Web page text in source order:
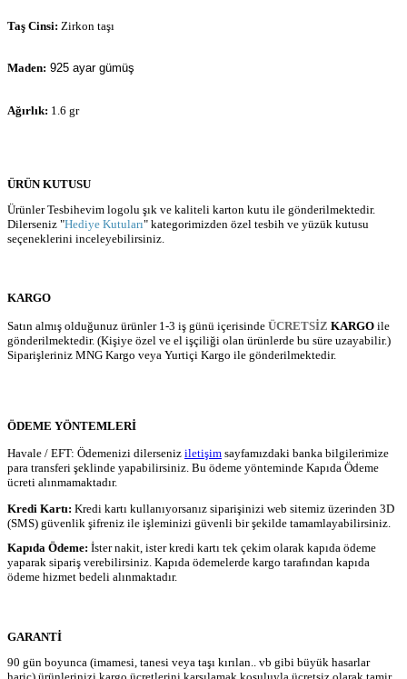
Taş Cinsi: Zirkon taşı
Maden: 925 ayar gümüş
Ağırlık: 1.6 gr
ÜRÜN KUTUSU
Ürünler Tesbihevim logolu şık ve kaliteli karton kutu ile gönderilmektedir.
Dilerseniz "Hediye Kutuları" kategorimizden özel tesbih ve yüzük kutusu
seçeneklerini inceleyebilirsiniz.
KARGO
Satın almış olduğunuz ürünler 1-3 iş günü içerisinde ÜCRETSİZ KARGO ile
gönderilmektedir. (Kişiye özel ve el işçiliği olan ürünlerde bu süre uzayabilir.)
Siparişleriniz MNG Kargo veya Yurtiçi Kargo ile gönderilmektedir.
ÖDEME YÖNTEMLERİ
Havale / EFT: Ödemenizi dilerseniz iletişim sayfamızdaki banka bilgilerimize
para transferi şeklinde yapabilirsiniz. Bu ödeme yönteminde Kapıda Ödeme
ücreti alınmamaktadır.
Kredi Kartı: Kredi kartı kullanıyorsanız siparişinizi web sitemiz üzerinden 3D
(SMS) güvenlik şifreniz ile işleminizi güvenli bir şekilde tamamlayabilirsiniz.
Kapıda Ödeme: İster nakit, ister kredi kartı tek çekim olarak kapıda ödeme
yaparak sipariş verebilirsiniz. Kapıda ödemelerde kargo tarafından kapıda
ödeme hizmet bedeli alınmaktadır.
GARANTİ
90 gün boyunca (imamesi, tanesi veya taşı kırılan.. vb gibi büyük hasarlar